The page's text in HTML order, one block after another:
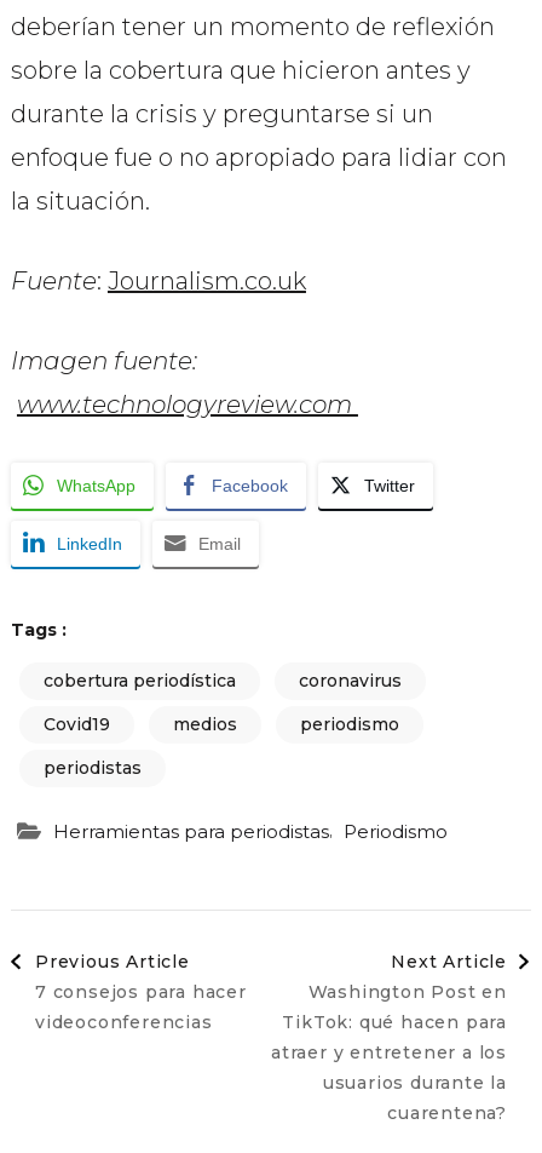
deberían tener un momento de reflexión
sobre la cobertura que hicieron antes y
durante la crisis y preguntarse si un
enfoque fue o no apropiado para lidiar con
la situación.
Fuente: Journalism.co.uk
Imagen fuente:
www.technologyreview.com
WhatsApp Facebook Twitter
LinkedIn Email
Tags :
cobertura periodística
coronavirus
Covid19
medios
periodismo
periodistas
Herramientas para periodistas, Periodismo
Post
Navigation
Previous Article
7 consejos para hacer
videoconferencias
Next Article
Washington Post en
TikTok: qué hacen para
atraer y entretener a los
usuarios durante la
cuarentena?